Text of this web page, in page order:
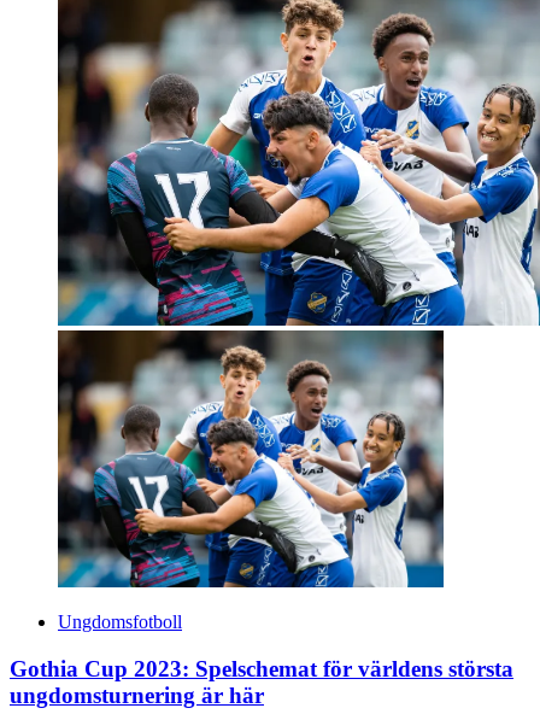
Ungdomsfotboll
Gothia Cup 2023: Spelschemat för världens största
ungdomsturnering är här